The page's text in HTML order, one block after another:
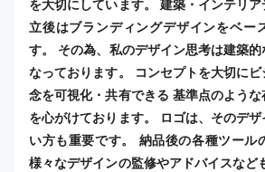
立後はブランディングデザインをベー
す。 その為、私のデザイン思考は建築
なっております。 コンセプトを大切に
念を可視化・共有できる 基準点のよう
を心がけております。 ロゴは、そのデ
い方も重要です。 納品後の各種ツール
様々なデザインの監修やアドバイスなど